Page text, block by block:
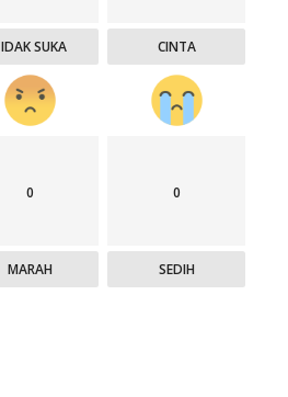
SUKA CINTA
0
MARAH
0
SEDIH